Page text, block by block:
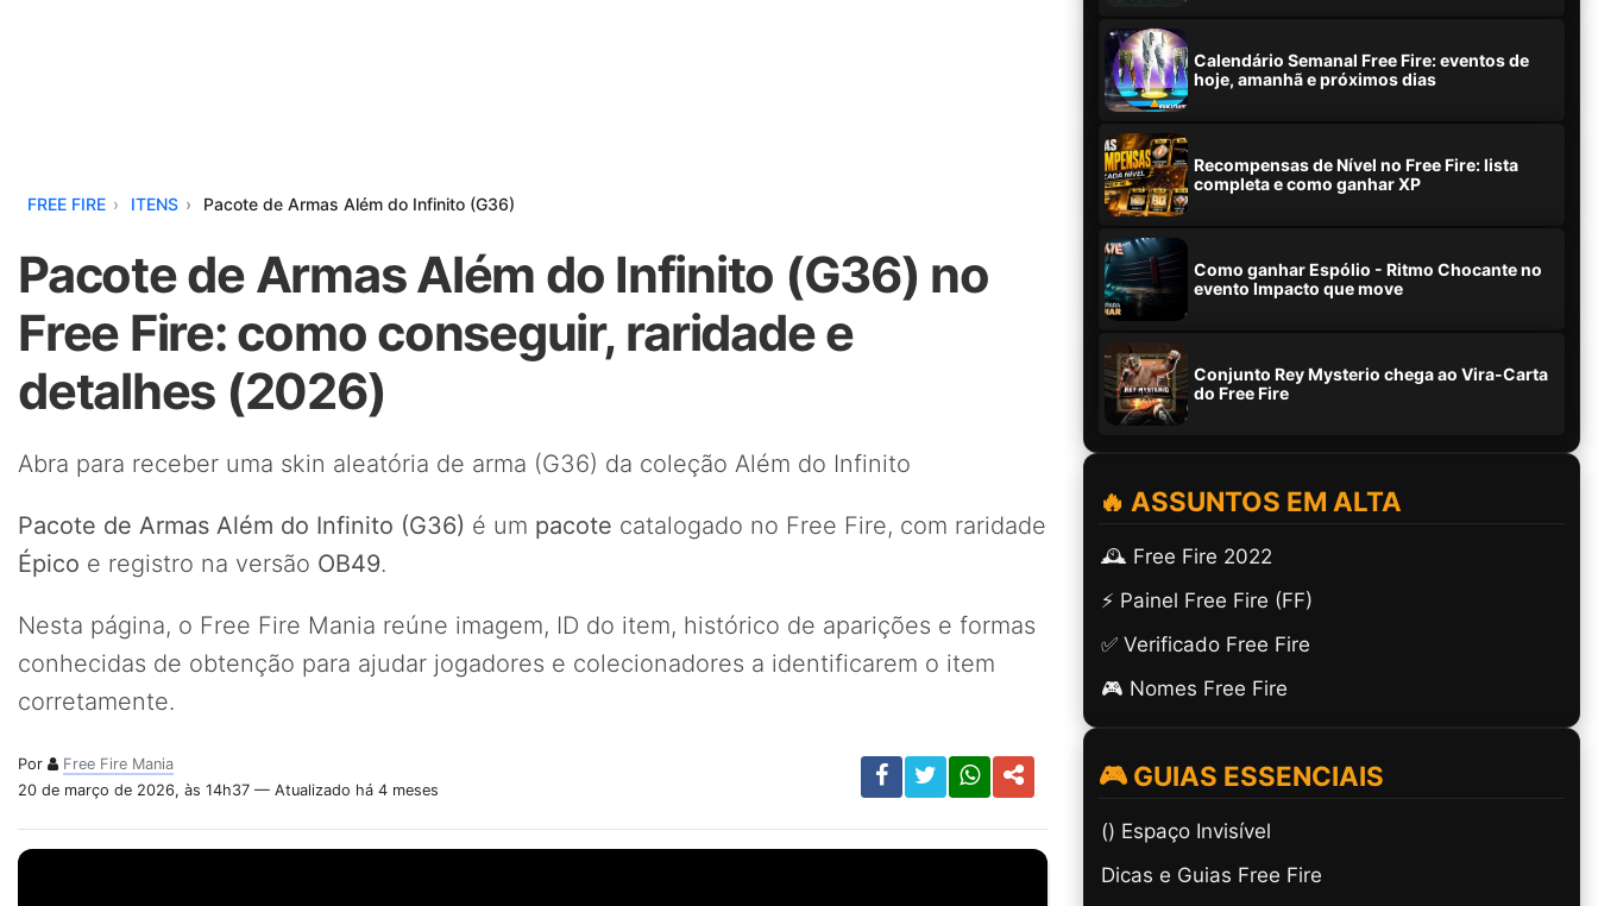
FREE FIRE ITENS Pacote de Armas Além do Infinito (G36)
Pacote de Armas Além do Infinito (G36) no
Free Fire: como conseguir, raridade e
detalhes (2026)
Abra para receber uma skin aleatória de arma (G36) da coleção Além do Infinito
Pacote de Armas Além do Infinito (G36) é um pacote catalogado no Free Fire, com raridade
Épico e registro na versão OB49.
Nesta página, o Free Fire Mania reúne imagem, ID do item, histórico de aparições e formas
conhecidas de obtenção para ajudar jogadores e colecionadores a identificarem o item
corretamente.
Por
Free Fire Mania
20 de março de 2026, às 14h37 — Atualizado há 4 meses
Calendário Semanal Free Fire: eventos de
hoje, amanhã e próximos dias
Recompensas de Nível no Free Fire: lista
completa e como ganhar XP
Como ganhar Espólio - Ritmo Chocante no
evento Impacto que move
Conjunto Rey Mysterio chega ao Vira-Carta
do Free Fire
🔥 ASSUNTOS EM ALTA
🕰️ Free Fire 2022
⚡ Painel Free Fire (FF)
✅ Verificado Free Fire
🎮 Nomes Free Fire
🎮 GUIAS ESSENCIAIS
(ㅤ) Espaço Invisível
Dicas e Guias Free Fire